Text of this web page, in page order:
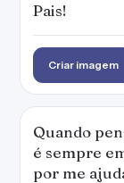
Pais!
Criar imagem
Quando
é sempre
por me